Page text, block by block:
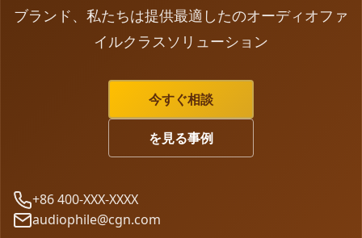
ブランド、私たちは提供最適したのオーディオファ
イルクラスソリューション
今すぐ相談
を見る事例
+86 400-XXX-XXXX
audiophile@cgn.com